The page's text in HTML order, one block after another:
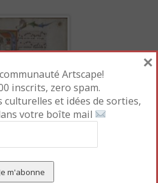
verront le jour trois fois
Sont notamment
Artscape!
inscrits, zero spam.
et idées de sorties,
votre boîte mail
×